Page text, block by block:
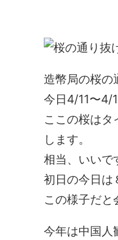
造幣局の桜の
今日4/11〜4/
ここの桜は
します。
相当、いいで
初日の今日は
この様子だ
今年は中国人